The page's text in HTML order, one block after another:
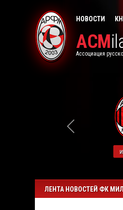
НОВОСТИ
ACM
Ассоциация
ЛЕНТА НОВОСТЕЙ ФК